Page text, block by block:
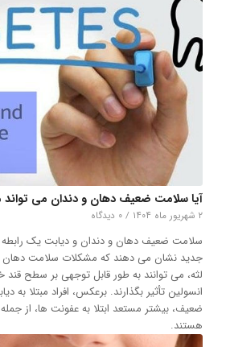
آیا سلامت ضعیف دهان و دندان می تواند
۲ شهریور ماه ۱۴۰۴ / ۰ دیدگاه
سلامت ضعیف دهان و دندان و دیابت یک رابطه
جدید نشان می دهند که مشکلات سلامت دهان و
لثه، می توانند به طور قابل توجهی بر سطح
انسولین تأثیر بگذارند. برعکس، افراد مبتلا به
ضعیف، بیشتر مستعد ابتلا به عفونت ها، از جمله
هستند.